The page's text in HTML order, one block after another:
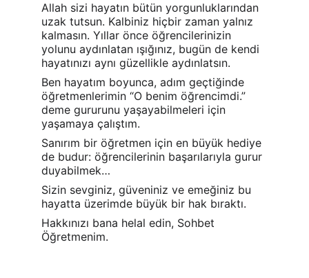
Allah sizi hayatın bütün yorgunluklarından
uzak tutsun. Kalbiniz hiçbir zaman yalnız
kalmasın. Yıllar önce öğrencilerinizin
yolunu aydınlatan ışığınız, bugün de kendi
hayatınızı aynı güzellikle aydınlatsın.
Ben hayatım boyunca, adım geçtiğinde
öğretmenlerimin “O benim öğrencimdi.”
deme gururunu yaşayabilmeleri için
yaşamaya çalıştım.
Sanırım bir öğretmen için en büyük hediye
de budur: öğrencilerinin başarılarıyla gurur
duyabilmek…
Sizin sevginiz, güveniniz ve emeğiniz bu
hayatta üzerimde büyük bir hak bıraktı.
Hakkınızı bana helal edin, Sohbet
Öğretmenim.